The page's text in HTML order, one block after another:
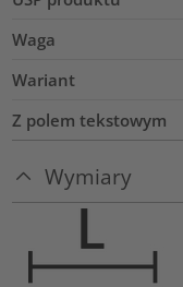
Waga
Wariant
Z polem tekstowym
Wymiary